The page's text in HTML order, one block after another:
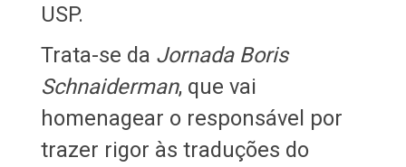
USP.
Trata-se da Jornada Boris
Schnaiderman, que vai
homenagear o responsável por
trazer rigor às traduções do